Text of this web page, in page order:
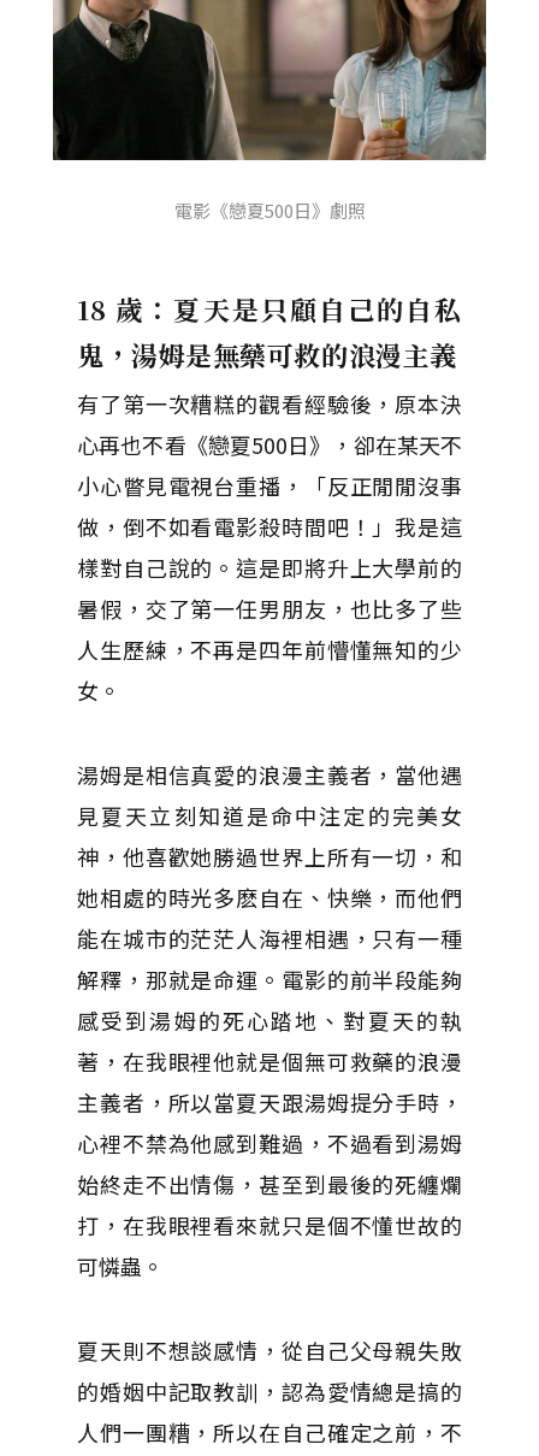
電影《戀夏500日》劇照
18 歲：夏天是只顧自己的自私
鬼，湯姆是無藥可救的浪漫主義
有了第一次糟糕的觀看經驗後，原本決
心再也不看《戀夏500日》，卻在某天不
小心瞥見電視台重播，「反正閒閒沒事
做，倒不如看電影殺時間吧！」我是這
樣對自己說的。這是即將升上大學前的
暑假，交了第一任男朋友，也比多了些
人生歷練，不再是四年前懵懂無知的少
女。
湯姆是相信真愛的浪漫主義者，當他遇
見夏天立刻知道是命中注定的完美女
神，他喜歡她勝過世界上所有一切，和
她相處的時光多麽自在、快樂，而他們
能在城市的茫茫人海裡相遇，只有一種
解釋，那就是命運。電影的前半段能夠
感受到湯姆的死心踏地、對夏天的執
著，在我眼裡他就是個無可救藥的浪漫
主義者，所以當夏天跟湯姆提分手時，
心裡不禁為他感到難過，不過看到湯姆
始終走不出情傷，甚至到最後的死纏爛
打，在我眼裡看來就只是個不懂世故的
可憐蟲。
夏天則不想談感情，從自己父母親失敗
的婚姻中記取教訓，認為愛情總是搞的
人們一團糟，所以在自己確定之前，不